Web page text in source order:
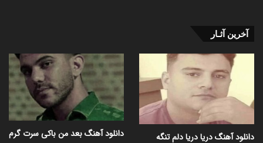
آخرین آثـار
دانلود آهنگ دریا دریا دلم تنگه
دانلود آهنگ بعد من باکی سرت گرم